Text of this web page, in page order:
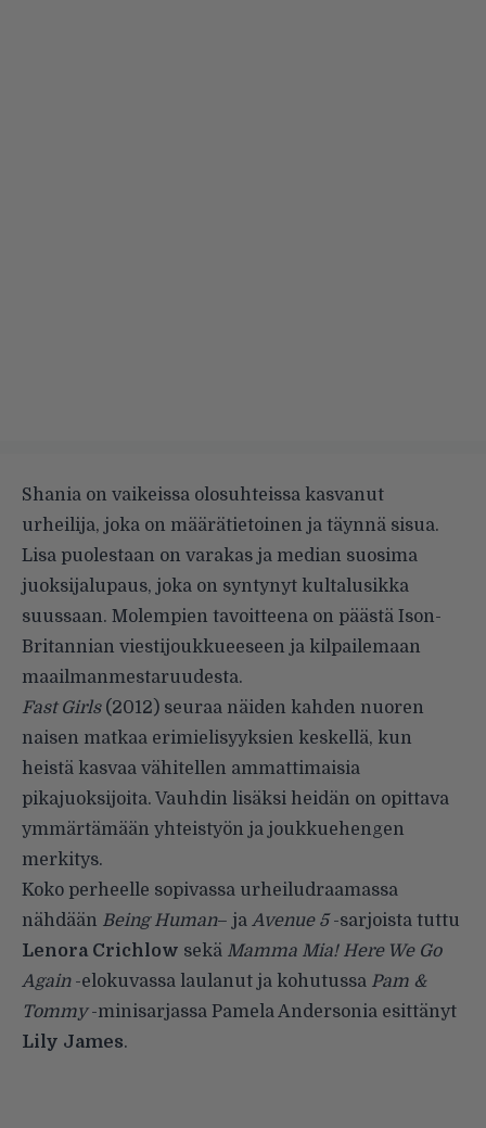
Shania on vaikeissa olosuhteissa kasvanut
urheilija, joka on määrätietoinen ja täynnä sisua.
Lisa puolestaan on varakas ja median suosima
juoksijalupaus, joka on syntynyt kultalusikka
suussaan. Molempien tavoitteena on päästä Ison-
Britannian viestijoukkueeseen ja kilpailemaan
maailmanmestaruudesta.
Fast Girls(2012) seuraa näiden kahden nuoren
naisen matkaa erimielisyyksien keskellä, kun
heistä kasvaa vähitellen ammattimaisia
pikajuoksijoita. Vauhdin lisäksi heidän on opittava
ymmärtämään yhteistyön ja joukkuehengen
merkitys.
Koko perheelle sopivassa urheiludraamassa
nähdään Being Human– ja Avenue 5-sarjoista tuttu
Lenora Crichlow sekä Mamma Mia! Here We Go
Again-elokuvassa laulanut ja kohutussa Pam &
Tommy-minisarjassa Pamela Andersonia esittänyt
Lily James.